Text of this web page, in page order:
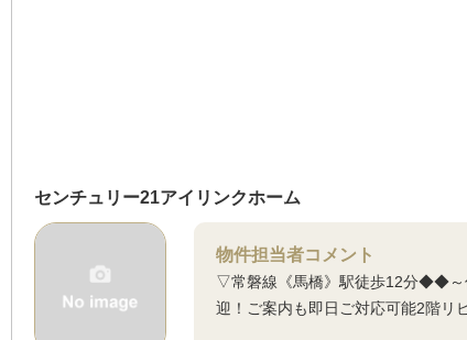
センチュリー21アイリンクホーム
物件担当者コメント
▽常磐線《馬橋》駅徒歩12分◆◆～
迎！ご案内も即日ご対応可能2階リ